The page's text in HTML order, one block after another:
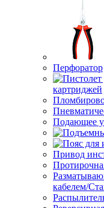
Перфоратор
картриджей
Подающее
Привод
кабелем/